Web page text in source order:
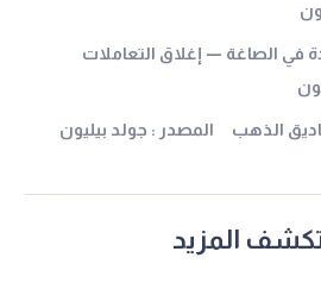
النهاردة في الصاغة — إغلاق التعاملات
الذهب المصدر : جولد بيليون
المزيد